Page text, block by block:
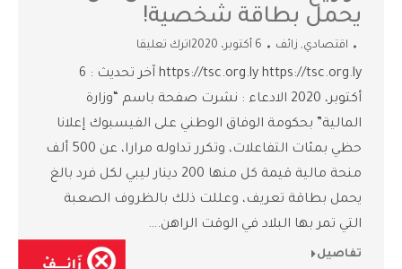
يحمل بطاقة شخصية!
اقتصادي, زائف 6 أكتوبر، 2020 اترك تعليقا
https://tsc.org.ly https://tsc.org.ly آخر تحديث : 6
أكتوبر، 2020 الادعاء : نشرت صفحة باسم “وزارة
المالية” بحكومة الوفاق الوطني على الفيسبوك إعلانا
حظي بمئات التفاعلات، وتكرر تداوله مرارا، عن 500 ألف
منحة مالية قيمة كل منها 200 دينار ليبي لكل فرد بالغ
يحمل بطاقة تعريف، وعللت ذلك بالظروف الصعبة
التي تمر بها البلاد في الوقت الراهن.…
تفاصيل